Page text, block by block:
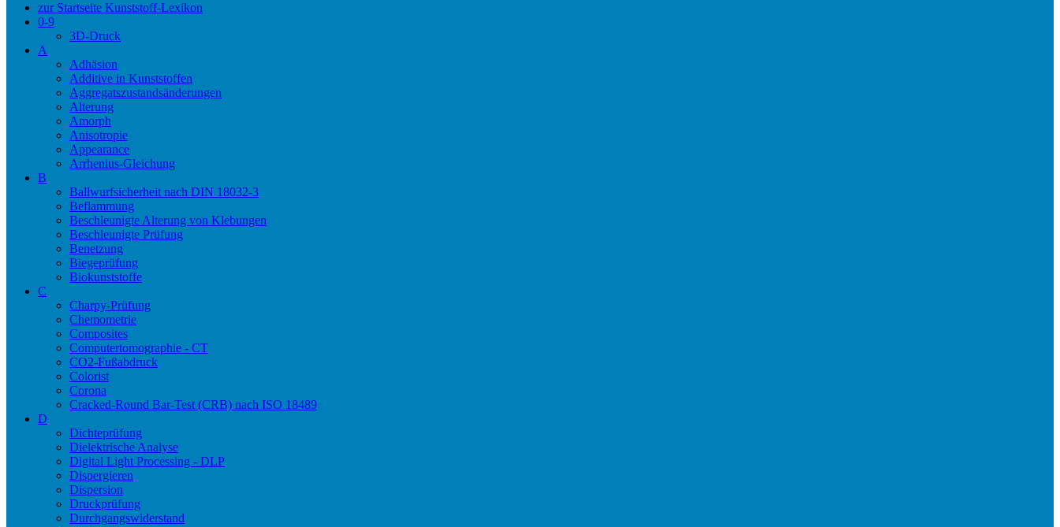
zur Startseite Kunststoff-Lexikon
0-9
3D-Druck
A
Adhäsion
Additive in Kunststoffen
Aggregatszustandsänderungen
Alterung
Amorph
Anisotropie
Appearance
Arrhenius-Gleichung
B
Ballwurfsicherheit nach DIN 18032-3
Beflammung
Beschleunigte Alterung von Klebungen
Beschleunigte Prüfung
Benetzung
Biegeprüfung
Biokunststoffe
C
Charpy-Prüfung
Chemometrie
Composites
Computertomographie - CT
CO2-Fußabdruck
Colorist
Corona
Cracked-Round Bar-Test (CRB) nach ISO 18489
D
Dichteprüfung
Dielektrische Analyse
Digital Light Processing - DLP
Dispergieren
Dispersion
Druckprüfung
Durchgangswiderstand